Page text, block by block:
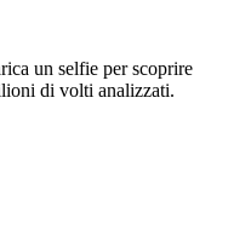
un selfie per scoprire
di volti analizzati.